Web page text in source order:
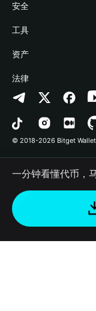
学院
加密资讯
帮助中心
联系我们
品牌资源
工作机会
稳定币理财
Payfi Crypto
Crypto Swap API
山寨季指数
预测市场
DApp
RWA
如何购买加密货币
开发者文档
接入钱包
Bitget Wallet Pay
合作上架
安全
风险保障基金
安全防护技术
工具
快捷买币
授权检测
合约检测
批量转账
资产
Arbitrum
Avalanche
Bitcoin
Polygon
法律
隐私协议
用户使用协议
© 2018-2026 Bitget
一分钟看懂代币，